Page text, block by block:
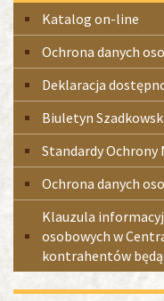
Menu
boczne
Katalog on-line
Ochrona danych
Deklaracja
Biuletyn
Standardy Ochrony
Ochrona danych
Klauzula
osobowych w
kontrahentów